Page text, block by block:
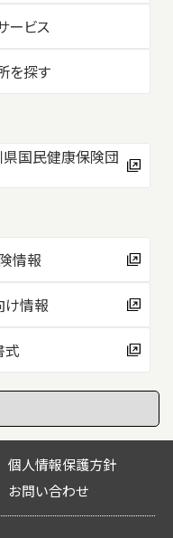
ービス
を探す
県国民健康保険団
情報
け情報
式
個人情報保護方針
お問い合わせ